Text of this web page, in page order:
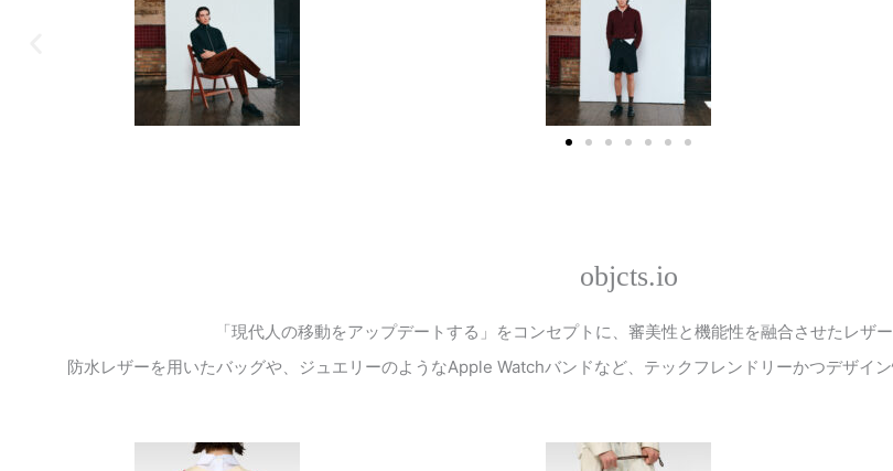
objcts.io
「現代人の移動をアップデートする」をコンセプトに、審美性と機能性を融合させたレザー
防水レザーを用いたバッグや、ジュエリーのようなApple Watchバンドなど、テックフレンドリーかつデザイ